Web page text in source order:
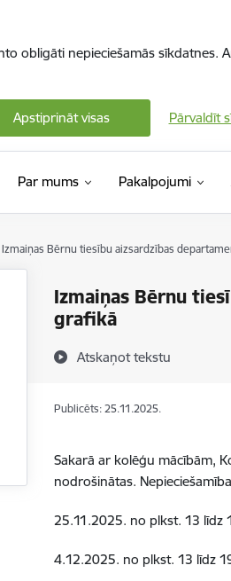
obligāti nepieciešamās
Apstiprināt visas Pārvaldīt
Par mums Pakalpojumi
Izmaiņas Bērnu tiesību aizsardzības
Izmaiņas Bērnu
grafikā
Atskaņot tekstu
Publicēts: 25.11.2025.
Sakarā ar kolēģu mācībām,
nodrošinātas.
25.11.2025. no plkst. 13 līdz
4.12.2025. no plkst. 13 līdz